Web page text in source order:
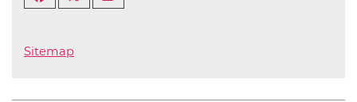
Sitemap